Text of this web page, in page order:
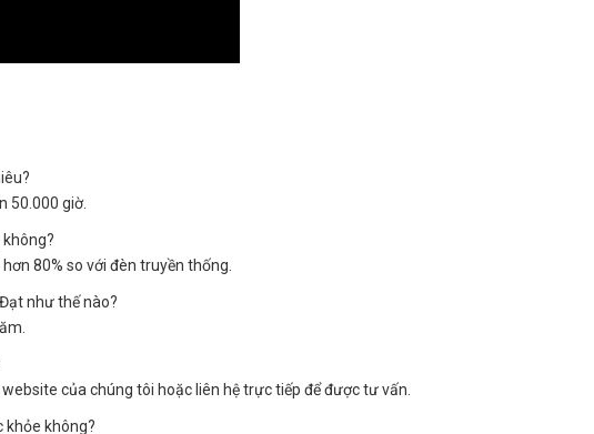
50.000 giờ.
80% so với đèn truyền thống.
như thế nào?
của chúng tôi hoặc liên hệ trực tiếp để được tư vấn.
khỏe không?